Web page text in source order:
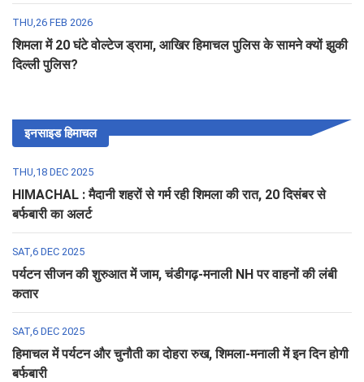
THU,26 FEB 2026
शिमला में 20 घंटे वोल्टेज ड्रामा, आखिर हिमाचल पुलिस के सामने क्यों झुकी
दिल्ली पुलिस?
इनसाइड हिमाचल
THU,18 DEC 2025
HIMACHAL : मैदानी शहरों से गर्म रही शिमला की रात, 20 दिसंबर से
बर्फबारी का अलर्ट
SAT,6 DEC 2025
पर्यटन सीजन की शुरुआत में जाम, चंडीगढ़-मनाली NH पर वाहनों की लंबी
कतार
SAT,6 DEC 2025
हिमाचल में पर्यटन और चुनौती का दोहरा रुख, शिमला-मनाली में इन दिन होगी
बर्फबारी